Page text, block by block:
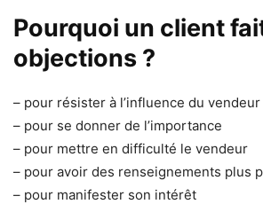
Pourquoi un client
objections ?
– pour résister à l’influence du vendeur
– pour se donner de l’importance
– pour mettre en difficulté le vendeur
– pour avoir des renseignements plus
– pour manifester son intérêt